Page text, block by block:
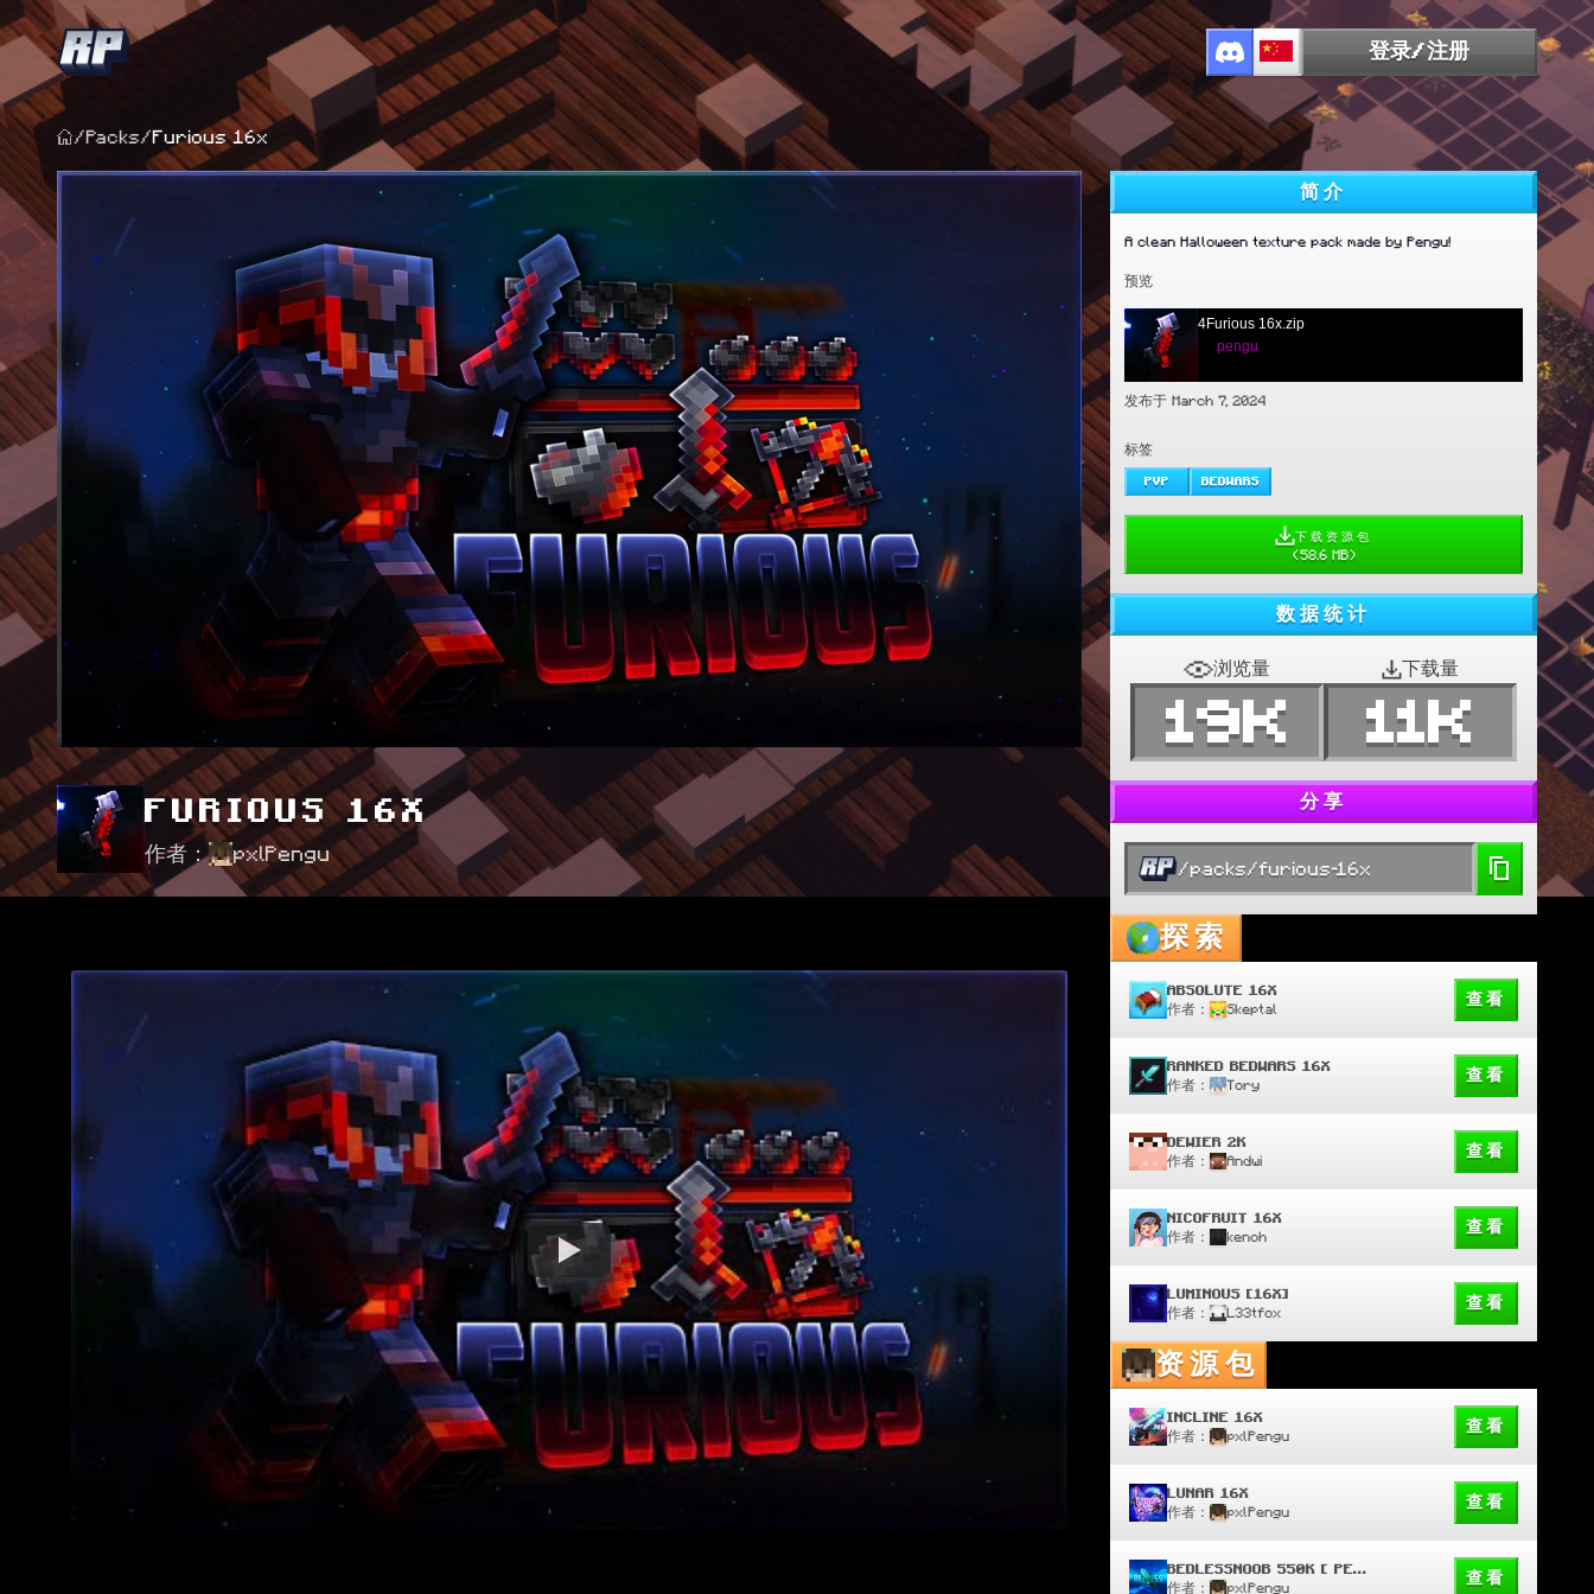
登录/注册
/ Packs/ Furious 16x
FURIOUS 16X
作者： pxlPengu
简介
A clean Halloween texture pack made by Pengu!
预览
4Furious 16x.zip
pengu
发布于 March 7, 2024
标签
PVP BEDWARS
下载资源包
(58.6 MB)
数据统计
浏览量
19K
下载量
11K
分享
/packs/furious-16x
探索
ABSOLUTE 16X
作者： Skeptal
查看
RANKED BEDWARS 16X
作者： Tory
查看
DEWIER 2K
作者： Andwi
查看
NICOFRUIT 16X
作者： kenoh
查看
LUMINOUS [16X]
作者： L33tfox
查看
资源包
INCLINE 16X
作者： pxlPengu
查看
LUNAR 16X
作者： pxlPengu
查看
BEDLESSNOOB 550K [ PENGU EDIT ]
作者： pxlPengu
查看